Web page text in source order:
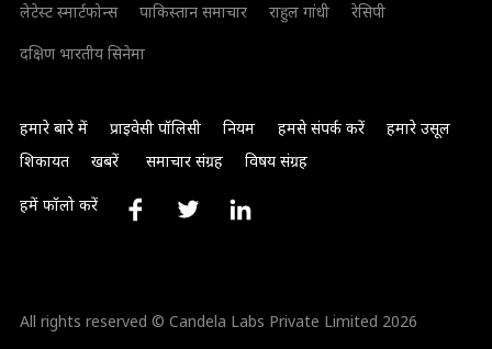
लेटेस्ट स्मार्टफोन्स
पाकिस्तान समाचार राहुल गांधी
रेसिपी
दक्षिण भारतीय सिनेमा
हमारे बारे में प्राइवेसी पॉलिसी नियम हमसे संपर्क करें
हमारे उसूल
शिकायत
खबरें समाचार संग्रह विषय संग्रह
हमें फॉलो करें
All rights reserved © Candela Labs Private Limited 2026